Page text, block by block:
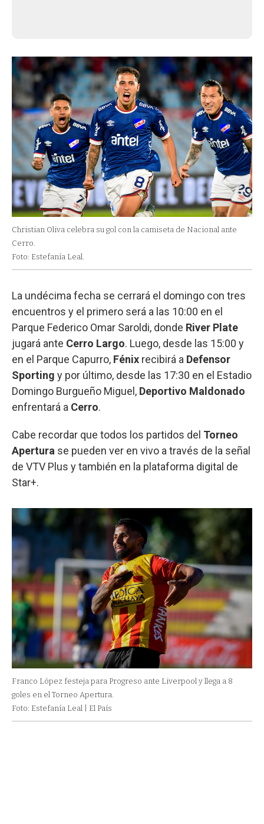
Christian Oliva celebra su gol con la camiseta de Nacional ante
Cerro.
Foto: Estefanía Leal.
La undécima fecha se cerrará el domingo con tres
encuentros y el primero será a las 10:00 en el
Parque Federico Omar Saroldi, donde River Plate
jugará ante Cerro Largo. Luego, desde las 15:00 y
en el Parque Capurro, Fénix recibirá a Defensor
Sporting y por último, desde las 17:30 en el Estadio
Domingo Burgueño Miguel, Deportivo Maldonado
enfrentará a Cerro.
Cabe recordar que todos los partidos del Torneo
Apertura se pueden ver en vivo a través de la señal
de VTV Plus y también en la plataforma digital de
Star+.
Franco López festeja para Progreso ante Liverpool y llega a 8
goles en el Torneo Apertura.
Foto: Estefanía Leal | El País